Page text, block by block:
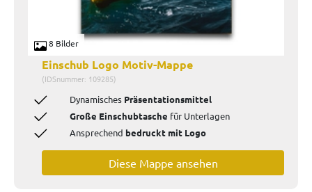
8 Bilder
Einschub Logo Motiv-Mappe
(IDSnummer: 109285)
Dynamisches Präsentationsmittel
Große Einschubtasche für Unterlagen
Ansprechend bedruckt mit Logo
Diese Mappe ansehen